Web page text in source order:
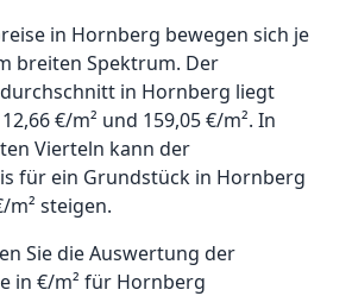
in Hornberg bewegen sich je
breiten Spektrum. Der
in Hornberg liegt
€/m² und 159,05 €/m². In
Vierteln kann der
für ein Grundstück in Hornberg
m² steigen.
Sie die Auswertung der
in €/m² für Hornberg